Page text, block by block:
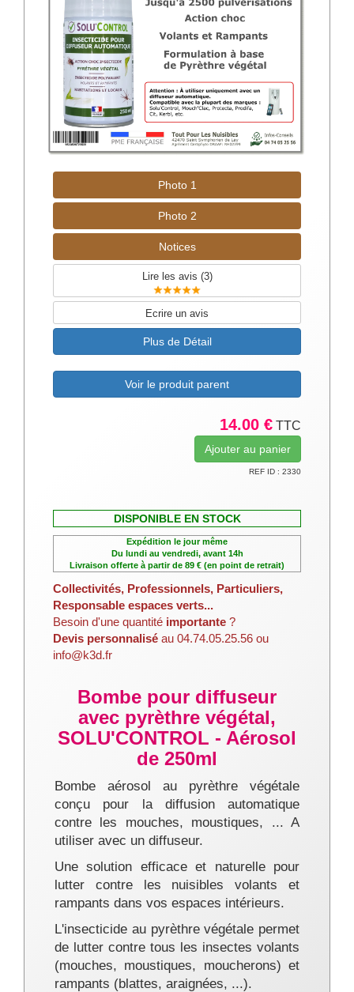
Photo 1
Photo 2
Notices
Lire les avis (3)
Ecrire un avis
Plus de Détail
Voir le produit parent
14.00 € TTC
REF ID : 2330
DISPONIBLE EN STOCK
Expédition le jour même
Du lundi au vendredi, avant 14h
Livraison offerte à partir de 89 € (en point de retrait)
Collectivités, Professionnels, Particuliers,
Responsable espaces verts...
Besoin d'une quantité importante ?
Devis personnalisé au 04.74.05.25.56 ou
info@k3d.fr
Bombe pour diffuseur
avec pyrèthre végétal,
SOLU'CONTROL - Aérosol
de 250ml
Bombe aérosol au pyrèthre végétale
conçu pour la diffusion automatique
contre les mouches, moustiques, ... A
utiliser avec un diffuseur.
Une solution efficace et naturelle pour
lutter contre les nuisibles volants et
rampants dans vos espaces intérieurs.
L'insecticide au pyrèthre végétale permet
de lutter contre tous les insectes volants
(mouches, moustiques, moucherons) et
rampants (blattes, araignées, ...).